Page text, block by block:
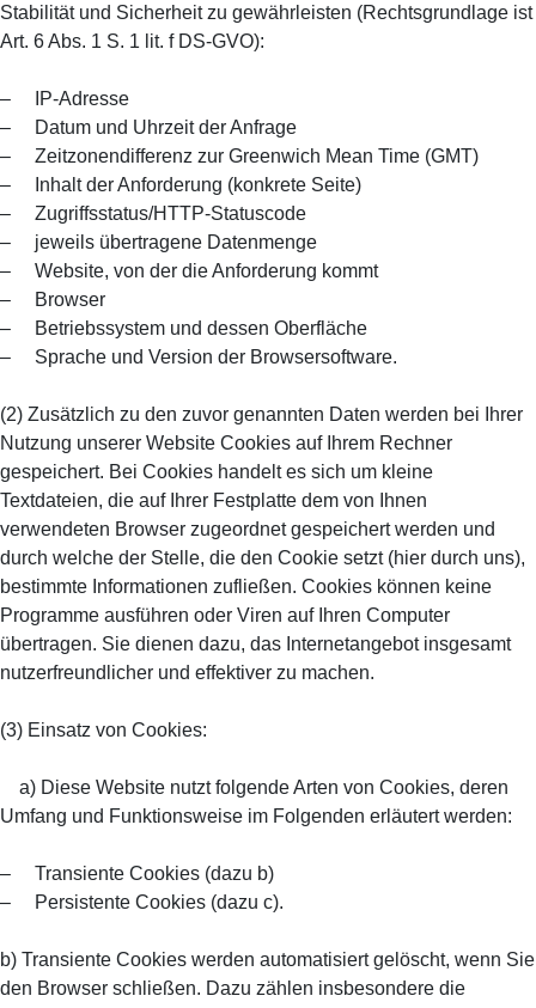
Stabilität und Sicherheit zu gewährleisten (Rechtsgrundlage ist
Art. 6 Abs. 1 S. 1 lit. f DS-GVO):
– IP-Adresse
– Datum und Uhrzeit der Anfrage
– Zeitzonendifferenz zur Greenwich Mean Time (GMT)
– Inhalt der Anforderung (konkrete Seite)
– Zugriffsstatus/HTTP-Statuscode
– jeweils übertragene Datenmenge
– Website, von der die Anforderung kommt
– Browser
– Betriebssystem und dessen Oberfläche
– Sprache und Version der Browsersoftware.
(2) Zusätzlich zu den zuvor genannten Daten werden bei Ihrer
Nutzung unserer Website Cookies auf Ihrem Rechner
gespeichert. Bei Cookies handelt es sich um kleine
Textdateien, die auf Ihrer Festplatte dem von Ihnen
verwendeten Browser zugeordnet gespeichert werden und
durch welche der Stelle, die den Cookie setzt (hier durch uns),
bestimmte Informationen zufließen. Cookies können keine
Programme ausführen oder Viren auf Ihren Computer
übertragen. Sie dienen dazu, das Internetangebot insgesamt
nutzerfreundlicher und effektiver zu machen.
(3) Einsatz von Cookies:
a) Diese Website nutzt folgende Arten von Cookies, deren
Umfang und Funktionsweise im Folgenden erläutert werden:
– Transiente Cookies (dazu b)
– Persistente Cookies (dazu c).
b) Transiente Cookies werden automatisiert gelöscht, wenn Sie
den Browser schließen. Dazu zählen insbesondere die